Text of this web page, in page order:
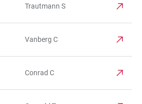
Trautmann S
Vanberg C
Conrad C